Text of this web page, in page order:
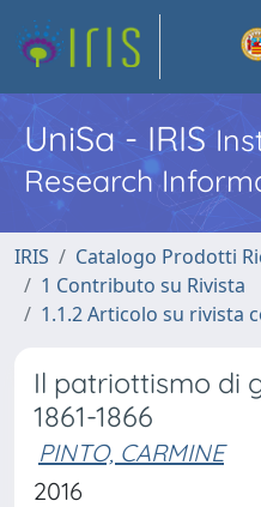
UniSa - IRIS
Research
IRIS
Catalogo Prodotti
1 Contributo su Rivista
1.1.2 Articolo su rivista
Il patriottismo di
1861-1866
PINTO, CARMINE
2016